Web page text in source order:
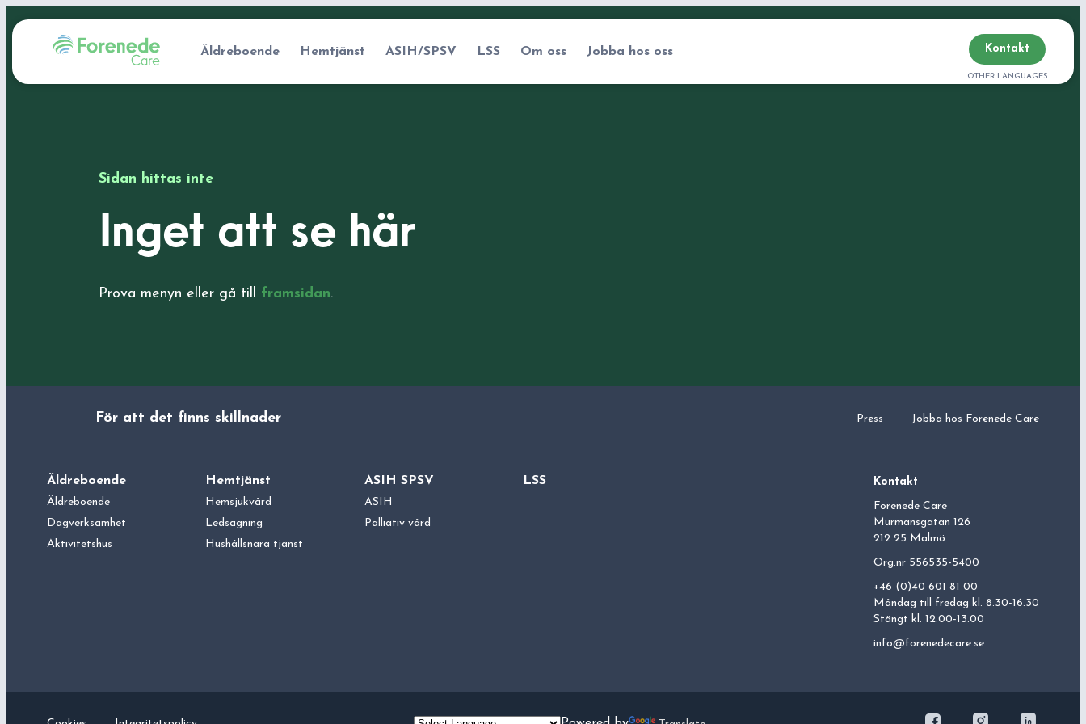
Äldreboende Hemtjänst ASIH/SPSV LSS Om oss Jobba hos oss Kontakt
OTHER LANGUAGES
Sidan hittas inte
Inget att se här
Prova menyn eller gå till framsidan.
För att det finns skillnader Press Jobba hos Forenede Care
Äldreboende
Äldreboende
Dagverksamhet
Aktivitetshus
Hemtjänst
Hemsjukvård
Ledsagning
Hushållsnära tjänst
ASIH SPSV
ASIH
Palliativ vård
LSS
Kontakt
Forenede Care
Murmansgatan 126
212 25 Malmö
Org.nr 556535-5400
+46 (0)40 601 81 00
Måndag till fredag kl. 8.30-16.30
Stängt kl. 12.00-13.00
info@forenedecare.se